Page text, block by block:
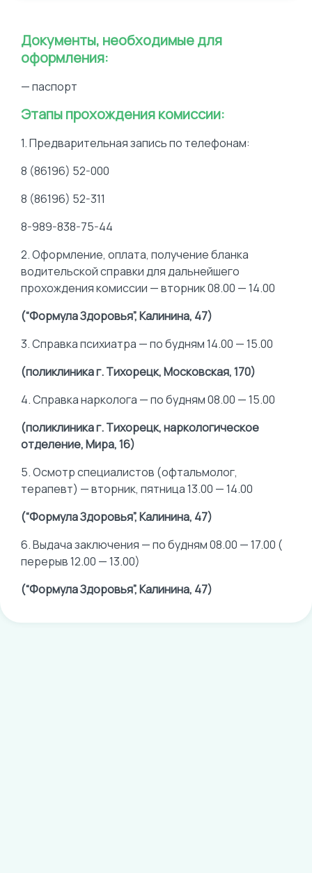
Документы, необходимые для
оформления:
— паспорт
Этапы прохождения комиссии:
1. Предварительная запись по телефонам:
8 (86196) 52-000
8 (86196) 52-311
8-989-838-75-44
2. Оформление, оплата, получение бланка
водительской справки для дальнейшего
прохождения комиссии — вторник 08.00 — 14.00
(“Формула Здоровья”, Калинина, 47)
3. Справка психиатра — по будням 14.00 — 15.00
(поликлиника г. Тихорецк, Московская, 170)
4. Справка нарколога — по будням 08.00 — 15.00
(поликлиника г. Тихорецк, наркологическое
отделение, Мира, 16)
5. Осмотр специалистов (офтальмолог,
терапевт) — вторник, пятница 13.00 — 14.00
(“Формула Здоровья”, Калинина, 47)
6. Выдача заключения — по будням 08.00 — 17.00 (
перерыв 12.00 — 13.00)
(“Формула Здоровья”, Калинина, 47)